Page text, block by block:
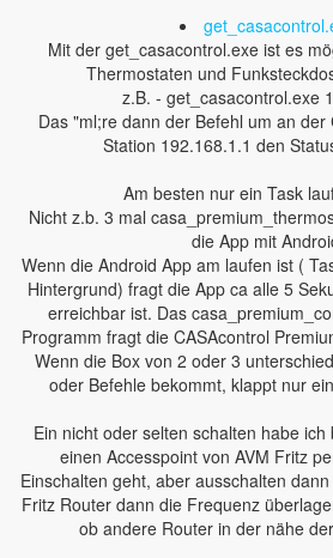
Mit der get_casacontrol.exe ist es
Thermostaten und
z.B. - get_casacontrol.exe
Das "ml;re dann der Befehl um an der
Station 192.168.1.1 den
Am besten nur ein Task
Nicht z.b. 3 mal
die App mit
Wenn die Android App am laufen ist (
Hintergrund) fragt die App ca alle 5
erreichbar ist. Das
Programm fragt die CASAcontrol
Wenn die Box von 2 oder 3
oder Befehle bekommt, klappt nur
Ein nicht oder selten schalten habe
einen Accesspoint von AVM Fritz
Einschalten geht, aber ausschalten
Fritz Router dann die Frequenz
ob andere Router in der nähe